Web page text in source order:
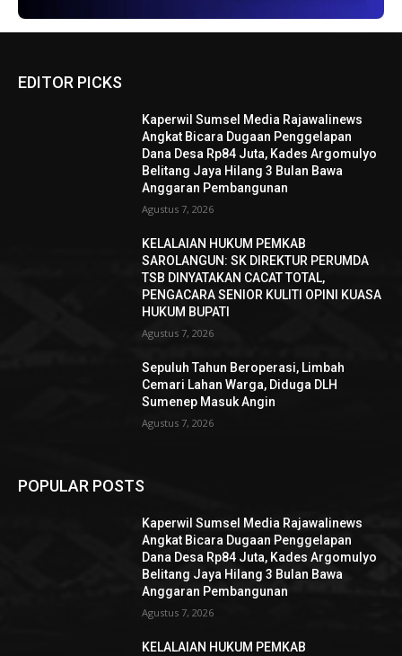
EDITOR PICKS
Kaperwil Sumsel Media Rajawalinews
Angkat Bicara Dugaan Penggelapan
Dana Desa Rp84 Juta, Kades Argomulyo
Belitang Jaya Hilang 3 Bulan Bawa
Anggaran Pembangunan
Agustus 7, 2026
KELALAIAN HUKUM PEMKAB
SAROLANGUN: SK DIREKTUR PERUMDA
TSB DINYATAKAN CACAT TOTAL,
PENGACARA SENIOR KULITI OPINI KUASA
HUKUM BUPATI
Agustus 7, 2026
Sepuluh Tahun Beroperasi, Limbah
Cemari Lahan Warga, Diduga DLH
Sumenep Masuk Angin
Agustus 7, 2026
POPULAR POSTS
Kaperwil Sumsel Media Rajawalinews
Angkat Bicara Dugaan Penggelapan
Dana Desa Rp84 Juta, Kades Argomulyo
Belitang Jaya Hilang 3 Bulan Bawa
Anggaran Pembangunan
Agustus 7, 2026
KELALAIAN HUKUM PEMKAB